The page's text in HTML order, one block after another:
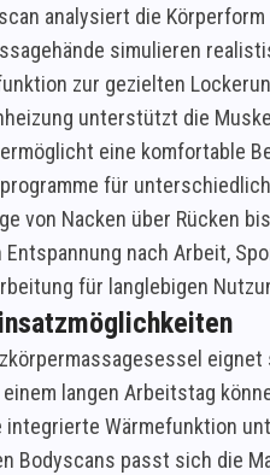
analysiert die
simulieren
zur gezielten
unterstützt die
eine komfortable
für
von Nacken über Rücken
nach Arbeit,
für langlebigen
langen Arbeitstag
integrierte Wärmefunktion
Bodyscans passt sich die